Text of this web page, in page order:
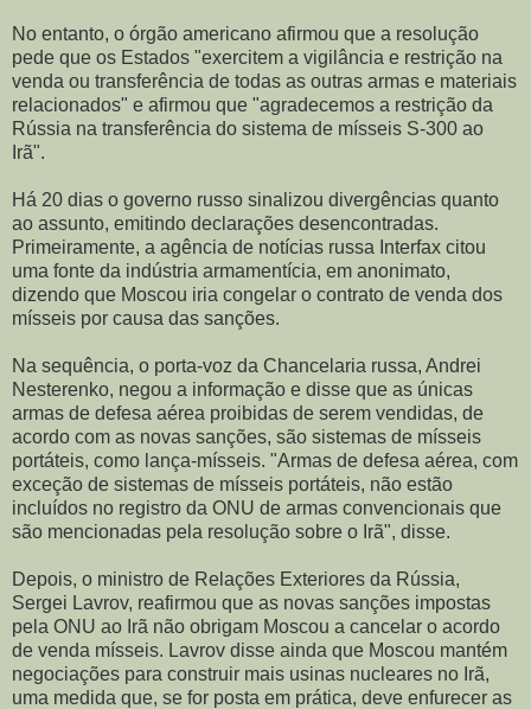
No entanto, o órgão americano afirmou que a resolução
pede que os Estados "exercitem a vigilância e restrição na
venda ou transferência de todas as outras armas e materiais
relacionados" e afirmou que "agradecemos a restrição da
Rússia na transferência do sistema de mísseis S-300 ao
Irã".
Há 20 dias o governo russo sinalizou divergências quanto
ao assunto, emitindo declarações desencontradas.
Primeiramente, a agência de notícias russa Interfax citou
uma fonte da indústria armamentícia, em anonimato,
dizendo que Moscou iria congelar o contrato de venda dos
mísseis por causa das sanções.
Na sequência, o porta-voz da Chancelaria russa, Andrei
Nesterenko, negou a informação e disse que as únicas
armas de defesa aérea proibidas de serem vendidas, de
acordo com as novas sanções, são sistemas de mísseis
portáteis, como lança-mísseis. "Armas de defesa aérea, com
exceção de sistemas de mísseis portáteis, não estão
incluídos no registro da ONU de armas convencionais que
são mencionadas pela resolução sobre o Irã", disse.
Depois, o ministro de Relações Exteriores da Rússia,
Sergei Lavrov, reafirmou que as novas sanções impostas
pela ONU ao Irã não obrigam Moscou a cancelar o acordo
de venda mísseis. Lavrov disse ainda que Moscou mantém
negociações para construir mais usinas nucleares no Irã,
uma medida que, se for posta em prática, deve enfurecer as